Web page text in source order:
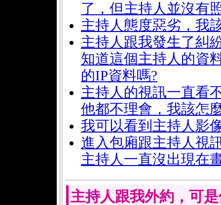
了，但主持人並沒有
主持人態度惡劣，我
主持人跟我發生了糾
知道這個主持人的資
的IP資料嗎?
主持人的視訊一直看
他都不理會，我該怎
我可以看到主持人影
進入包廂跟主持人視
主持人一直沒出現在
主持人跟我外約，可